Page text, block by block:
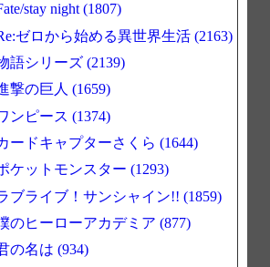
stay night (1807)
ゼロから始める異世界生活 (2163)
語シリーズ (2139)
撃の巨人 (1659)
ンピース (1374)
ードキャプターさくら (1644)
ケットモンスター (1293)
ブライブ！サンシャイン!! (1859)
のヒーローアカデミア (877)
の名は (934)